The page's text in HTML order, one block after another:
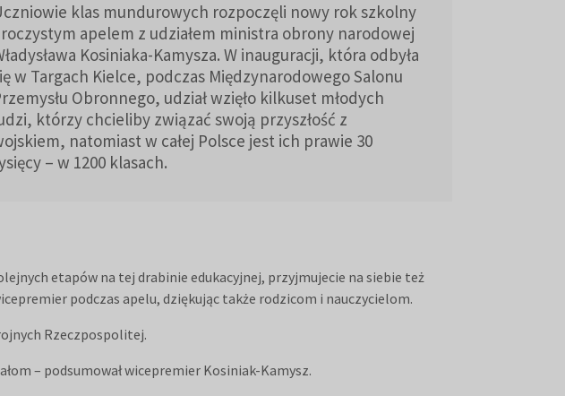
klas mundurowych rozpoczęli nowy rok szkolny
apelem z udziałem ministra obrony narodowej
Kosiniaka-Kamysza. W inauguracji, która odbyła
w Targach Kielce, podczas Międzynarodowego Salonu
Obronnego, udział wzięło kilkuset młodych
którzy chcieliby związać swoją przyszłość z
natomiast w całej Polsce jest ich prawie 30
– w 1200 klasach.
etapów na tej drabinie edukacyjnej, przyjmujecie na siebie też
podczas apelu, dziękując także rodzicom i nauczycielom.
Rzeczpospolitej.
– podsumował wicepremier Kosiniak-Kamysz.